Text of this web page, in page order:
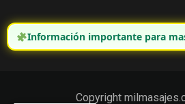
Información importante para
Copyright